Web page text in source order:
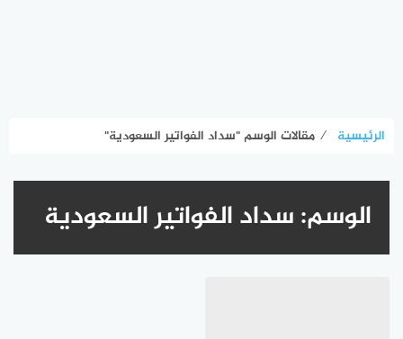
الرئيسية ⁄ مقالات الوسم "سداد الفواتير السعودية"
الوسم:سداد الفواتير السعودية